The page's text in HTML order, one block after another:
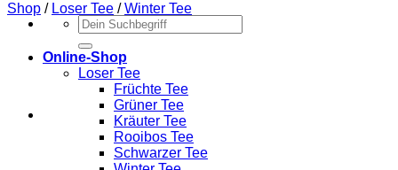
Suchen
nach:
Online-Shop
Loser Tee
Früchte Tee
Grüner Tee
Kräuter Tee
Rooibos Tee
Schwarzer Tee
Shop / Loser Tee / Winter Tee